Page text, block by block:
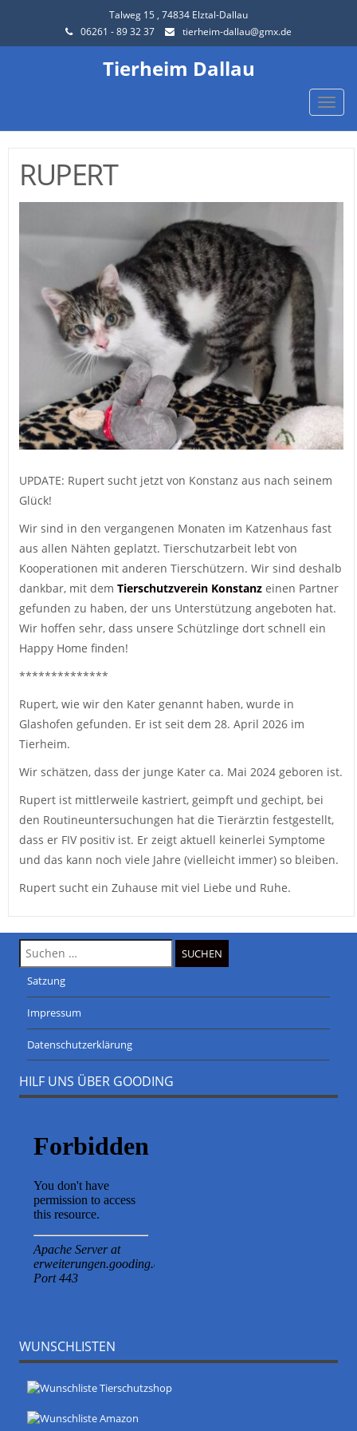
Talweg 15 , 74834 Elztal-Dallau
06261 - 89 32 37
tierheim-dallau@gmx.de
Tierheim Dallau
Toggle
RUPERT
UPDATE: Rupert sucht jetzt von Konstanz aus nach seinem
Glück!
Wir sind in den vergangenen Monaten im Katzenhaus fast
aus allen Nähten geplatzt. Tierschutzarbeit lebt von
Kooperationen mit anderen Tierschützern. Wir sind deshalb
dankbar, mit dem Tierschutzverein Konstanzeinen Partner
gefunden zu haben, der uns Unterstützung angeboten hat.
Wir hoffen sehr, dass unsere Schützlinge dort schnell ein
Happy Home finden!
**************
Rupert, wie wir den Kater genannt haben, wurde in
Glashofen gefunden. Er ist seit dem 28. April 2026 im
Tierheim.
Wir schätzen, dass der junge Kater ca. Mai 2024 geboren ist.
Rupert ist mittlerweile kastriert, geimpft und gechipt, bei
den Routineuntersuchungen hat die Tierärztin festgestellt,
dass er FIV positiv ist. Er zeigt aktuell keinerlei Symptome
und das kann noch viele Jahre (vielleicht immer) so bleiben.
Rupert sucht ein Zuhause mit viel Liebe und Ruhe.
Suche
nach:
Satzung
Impressum
Datenschutzerklärung
HILF UNS ÜBER GOODING
WUNSCHLISTEN